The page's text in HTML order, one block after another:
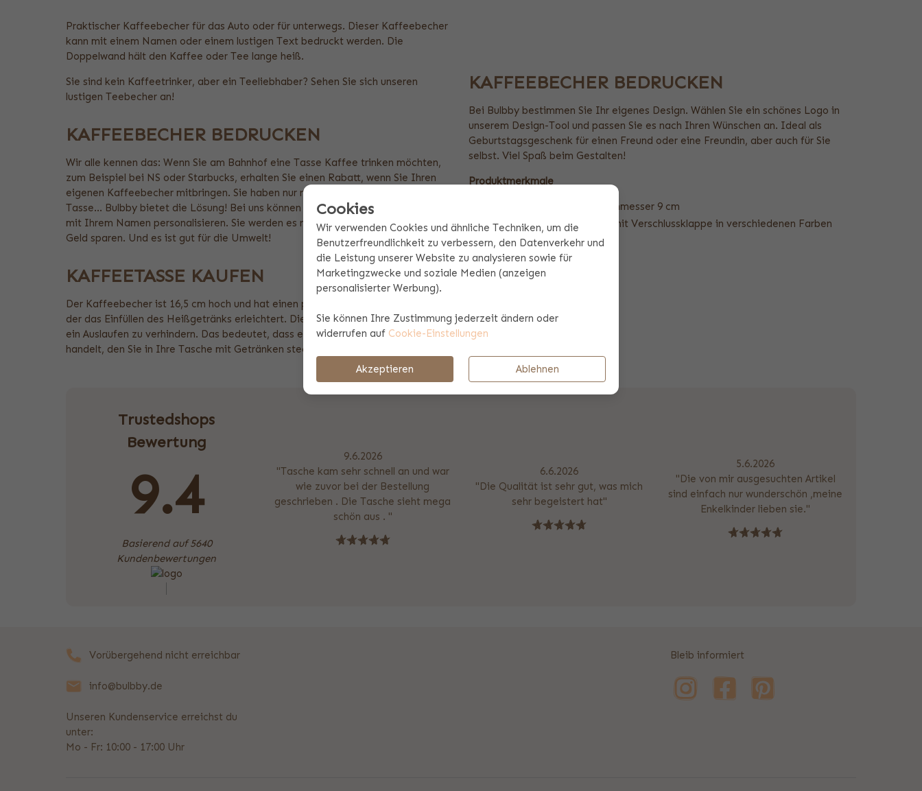
Praktischer Kaffeebecher für das Auto oder für unterwegs. Dieser Kaffeebecher
kann mit einem Namen oder einem lustigen Text bedruckt werden. Die
Doppelwand hält den Kaffee oder Tee lange heiß.
Sie sind kein Kaffeetrinker, aber ein Teeliebhaber? Sehen Sie sich unseren
lustigen Teebecher an!
KAFFEEBECHER BEDRUCKEN
Wir alle kennen das: Wenn Sie am Bahnhof eine Tasse Kaffee trinken möchten,
zum Beispiel bei NS oder Starbucks, erhalten Sie einen Rabatt, wenn Sie Ihren
eigenen Kaffeebecher mitbringen. Sie haben nur nicht zufällig eine solche
Tasse... Bulbby bietet die Lösung! Bei uns können Sie Ihre eigene Kaffeetasse
mit Ihrem Namen personalisieren. Sie werden es nie verlieren und Sie werden
Geld sparen. Und es ist gut für die Umwelt!
KAFFEETASSE KAUFEN
Der Kaffeebecher ist 16,5 cm hoch und hat einen praktischen Schraubverschluss,
der das Einfüllen des Heißgetränks erleichtert. Die Kappe hat ein Luftloch, um
ein Auslaufen zu verhindern. Das bedeutet, dass es sich nicht um einen Becher
handelt, den Sie in Ihre Tasche mit Getränken stecken können.
KAFFEEBECHER BEDRUCKEN
Bei Bulbby bestimmen Sie Ihr eigenes Design. Wählen Sie ein schönes Logo in
unserem Design-Tool und passen Sie es nach Ihren Wünschen an. Ideal als
Geburtstagsgeschenk für einen Freund oder eine Freundin, aber auch für Sie
selbst. Viel Spaß beim Gestalten!
Produktmerkmale
Maße: Höhe 16,5 cm, Durchmesser 9 cm
handlicher Schraubdeckel mit Verschlussklappe in verschiedenen Farben
Aus Hartplastik, BPA-frei
Inhalt 450 ml
nicht Spülmaschinenfest
Trustedshops
Bewertung
9.4
Basierend auf 5640
Kundenbewertungen
9.6.2026
"Tasche kam sehr schnell an und war
wie zuvor bei der Bestellung
geschrieben . Die Tasche sieht mega
schön aus . "
6.6.2026
"Die Qualität ist sehr gut, was mich
sehr begeistert hat"
5.6.2026
"Die von mir ausgesuchten Artikel
sind einfach nur wunderschön ,meine
Enkelkinder lieben sie."
Vorübergehend nicht erreichbar
info@bulbby.de
Unseren Kundenservice erreichst du
unter:
Mo - Fr: 10:00 - 17:00 Uhr
Bleib informiert
Cookies
Wir verwenden Cookies und ähnliche Techniken, um die
Benutzerfreundlichkeit zu verbessern, den Datenverkehr und
die Leistung unserer Website zu analysieren sowie für
Marketingzwecke und soziale Medien (anzeigen
personalisierter Werbung).
Sie können Ihre Zustimmung jederzeit ändern oder
widerrufen auf Cookie-Einstellungen
Akzeptieren Ablehnen